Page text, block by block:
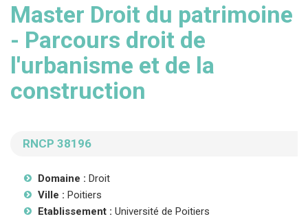
Master Droit du patrimoine
- Parcours droit de
l'urbanisme et de la
construction
RNCP 38196
Domaine : Droit
Ville : Poitiers
Etablissement : Université de Poitiers